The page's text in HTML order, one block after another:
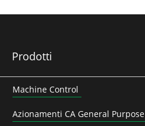
Prodotti
Machine Control
Azionamenti CA General Purpose